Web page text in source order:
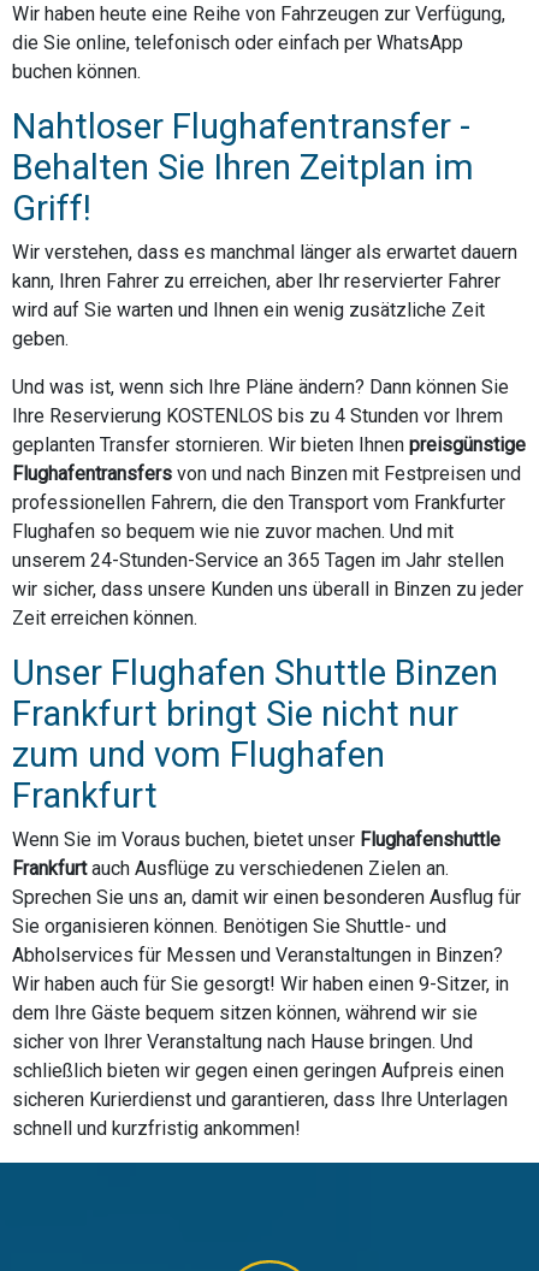
Wir haben heute eine Reihe von Fahrzeugen zur Verfügung,
die Sie online, telefonisch oder einfach per WhatsApp
buchen können.
Nahtloser Flughafentransfer -
Behalten Sie Ihren Zeitplan im
Griff!
Wir verstehen, dass es manchmal länger als erwartet dauern
kann, Ihren Fahrer zu erreichen, aber Ihr reservierter Fahrer
wird auf Sie warten und Ihnen ein wenig zusätzliche Zeit
geben.
Und was ist, wenn sich Ihre Pläne ändern? Dann können Sie
Ihre Reservierung KOSTENLOS bis zu 4 Stunden vor Ihrem
geplanten Transfer stornieren. Wir bieten Ihnen preisgünstige
Flughafentransfers von und nach Binzen mit Festpreisen und
professionellen Fahrern, die den Transport vom Frankfurter
Flughafen so bequem wie nie zuvor machen. Und mit
unserem 24-Stunden-Service an 365 Tagen im Jahr stellen
wir sicher, dass unsere Kunden uns überall in Binzen zu jeder
Zeit erreichen können.
Unser Flughafen Shuttle Binzen
Frankfurt bringt Sie nicht nur
zum und vom Flughafen
Frankfurt
Wenn Sie im Voraus buchen, bietet unser Flughafenshuttle
Frankfurtauch Ausflüge zu verschiedenen Zielen an.
Sprechen Sie uns an, damit wir einen besonderen Ausflug für
Sie organisieren können. Benötigen Sie Shuttle- und
Abholservices für Messen und Veranstaltungen in Binzen?
Wir haben auch für Sie gesorgt! Wir haben einen 9-Sitzer, in
dem Ihre Gäste bequem sitzen können, während wir sie
sicher von Ihrer Veranstaltung nach Hause bringen. Und
schließlich bieten wir gegen einen geringen Aufpreis einen
sicheren Kurierdienst und garantieren, dass Ihre Unterlagen
schnell und kurzfristig ankommen!